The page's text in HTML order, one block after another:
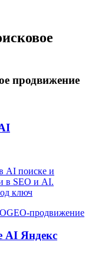
продвижение
AI поиске и
в SEO и AI.
ключ
GEO-продвижение
AI Яндекс